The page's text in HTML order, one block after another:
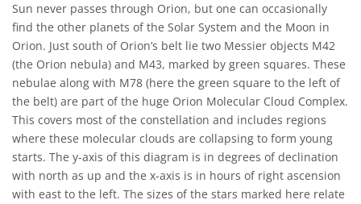
Sun never passes through Orion, but one can occasionally
find the other planets of the Solar System and the Moon in
Orion. Just south of Orion’s belt lie two Messier objects M42
(the Orion nebula) and M43, marked by green squares. These
nebulae along with M78 (here the green square to the left of
the belt) are part of the huge Orion Molecular Cloud Complex.
This covers most of the constellation and includes regions
where these molecular clouds are collapsing to form young
starts. The y-axis of this diagram is in degrees of declination
with north as up and the x-axis is in hours of right ascension
with east to the left. The sizes of the stars marked here relate